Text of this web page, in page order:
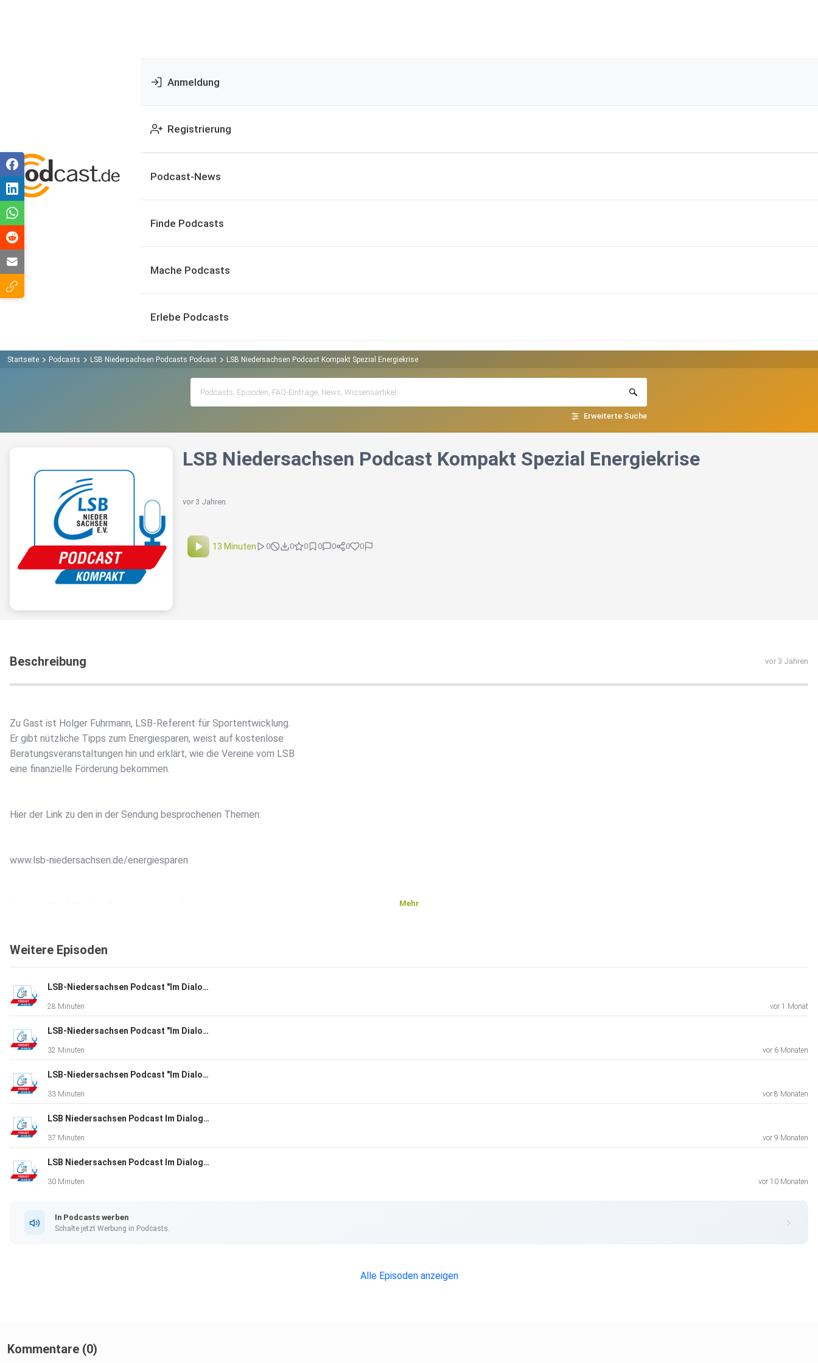
Anmeldung
Registrierung
Podcast-News
Finde Podcasts
Mache Podcasts
Erlebe Podcasts
Startseite Podcasts LSB Niedersachsen Podcasts Podcast LSB Niedersachsen Podcast Kompakt Spezial Energiekrise
Erweiterte Suche
LSB Niedersachsen Podcast Kompakt Spezial Energiekrise
vor 3 Jahren
13 Minuten 0 0 0 0 0 0 0
Beschreibung vor 3 Jahren
Zu Gast ist Holger Fuhrmann, LSB-Referent für Sportentwicklung.
Er gibt nützliche Tipps zum Energiesparen, weist auf kostenlose
Beratungsveranstaltungen hin und erklärt, wie die Vereine vom LSB
eine finanzielle Förderung bekommen.
Hier der Link zu den in der Sendung besprochenen Themen:
www.lsb-niedersachsen.de/energiesparen
01.11.2022)"
Mehr
Weitere Episoden
LSB-Niedersachsen Podcast "Im Dialog. Folge 29. Zu Gast: Isabell Nowak
28 Minuten vor 1 Monat
LSB-Niedersachsen Podcast "Im Dialog". Folge 28. Zu Gast: Ruth Spelmeyer und Sabrina Hering
32 Minuten vor 6 Monaten
LSB-Niedersachsen Podcast "Im Dialog". Folge 27. Zu Gast: Arnd Peiffer und Daniel Böhm
33 Minuten vor 8 Monaten
LSB Niedersachsen Podcast Im Dialog. Folge 26. Zu Gast: Stefan Wessels
37 Minuten vor 9 Monaten
LSB Niedersachsen Podcast Im Dialog. Folge 25. Zu Gast: Bernd Wedemeyer-Kolwe
30 Minuten vor 10 Monaten
In Podcasts werben
Schalte jetzt Werbung in Podcasts.
Alle Episoden anzeigen
Kommentare (0)